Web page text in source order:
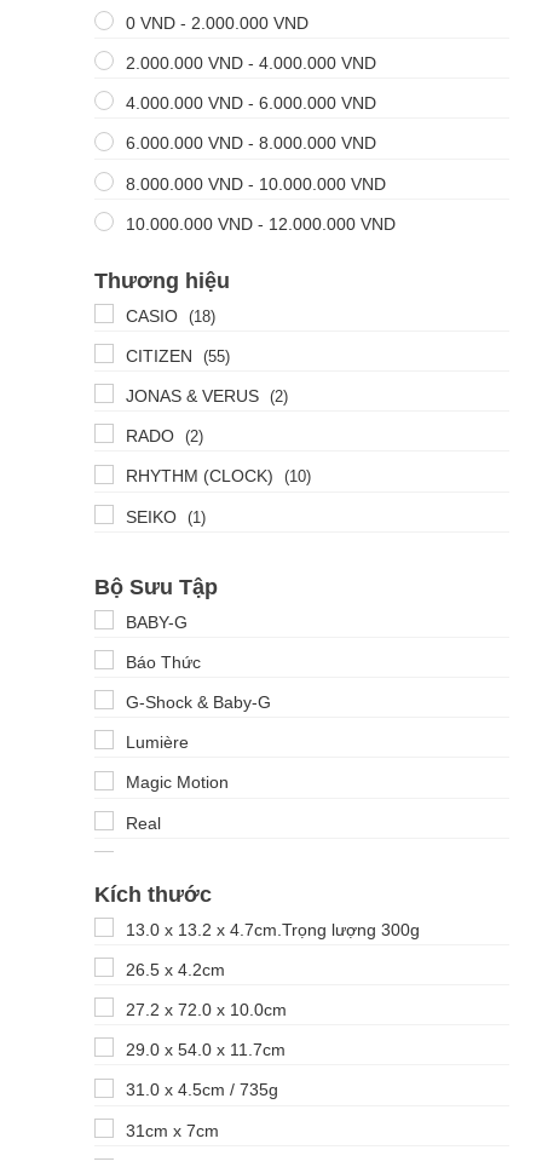
0 VND- 2.000.000 VND
2.000.000 VND- 4.000.000 VND
4.000.000 VND- 6.000.000 VND
6.000.000 VND- 8.000.000 VND
8.000.000 VND- 10.000.000 VND
10.000.000 VND- 12.000.000 VND
Thương hiệu
CASIO (18)
CITIZEN (55)
JONAS & VERUS (2)
RADO (2)
RHYTHM (CLOCK) (10)
SEIKO (1)
Bộ Sưu Tập
BABY-G
Báo Thức
G-Shock & Baby-G
Lumière
Magic Motion
Real
Kích thước
13.0 x 13.2 x 4.7cm.Trọng lượng 300g
26.5 x 4.2cm
27.2 x 72.0 x 10.0cm
29.0 x 54.0 x 11.7cm
31.0 x 4.5cm / 735g
31cm x 7cm